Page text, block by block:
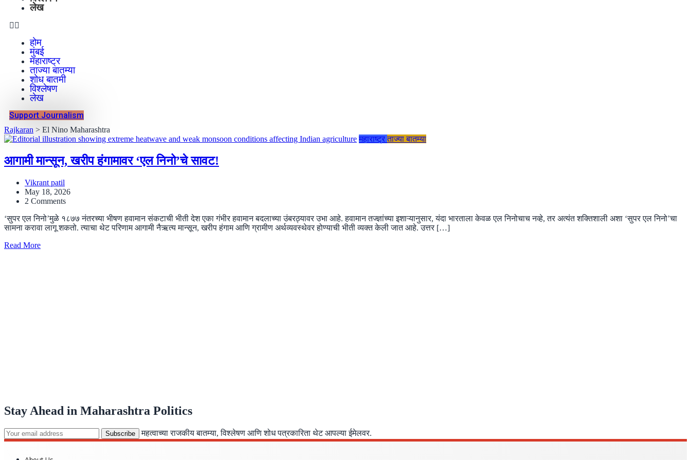
लेख
होम
मुंबई
महाराष्ट्र
ताज्या बातम्या
शोध बातमी
विश्लेषण
लेख
Support Journalism
Rajkaran > El Nino Maharashtra
महाराष्ट्र ताज्या बातम्या
आगामी मान्सून, खरीप हंगामावर ‘एल निनो’चे सावट!
Vikrant patil
May 18, 2026
2 Comments
‘सुपर एल निनो’मुळे १८७७ नंतरच्या भीषण हवामान संकटाची भीती देश एका गंभीर हवामान बदलाच्या उंबरठ्यावर उभा आहे. हवामान तज्ज्ञांच्या इशाऱ्यानुसार, यंदा भारताला केवळ एल निनोचाच नव्हे, तर अत्यंत शक्तिशाली अशा ‘सुपर एल निनो’चा
सामना करावा लागू शकतो. त्याचा थेट परिणाम आगामी नैऋत्य मान्सून, खरीप हंगाम आणि ग्रामीण अर्थव्यवस्थेवर होण्याची भीती व्यक्त केली जात आहे. उत्तर […]
Read More
Stay Ahead in Maharashtra Politics
महत्वाच्या राजकीय बातम्या, विश्लेषण आणि शोध पत्रकारिता थेट आपल्या ईमेलवर.